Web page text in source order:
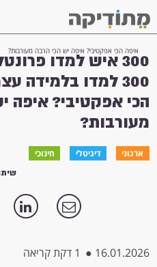
עמוד הבית> דיגיטלי>
איפה הכי אפקטיבי? איפה יש הכי הרבה מעורבות?
300 למדו בלמידה
הכי אפקטיבי? איפה
מעורבות?
ארגוני דיגיטלי חינוכי
16.01.2026
● 1 דקת קריאה